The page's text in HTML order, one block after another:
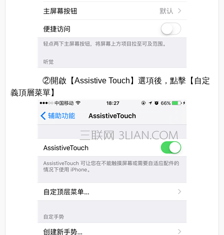
②開啟【Assistive Touch】選項後，點擊【自定
義頂層菜單】